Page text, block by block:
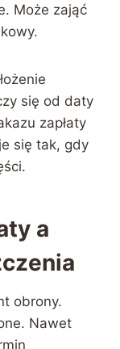
Może zająć
się od daty
zapłaty
się tak, gdy
a
obrony.
Nawet